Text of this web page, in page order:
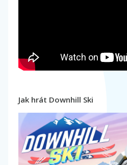
Jak hrát Downhill Ski